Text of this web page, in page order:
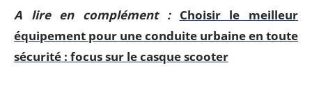
A lire en complément :
Choisir le meilleur
équipement pour une conduite urbaine en toute
sécurité : focus sur le casque scooter